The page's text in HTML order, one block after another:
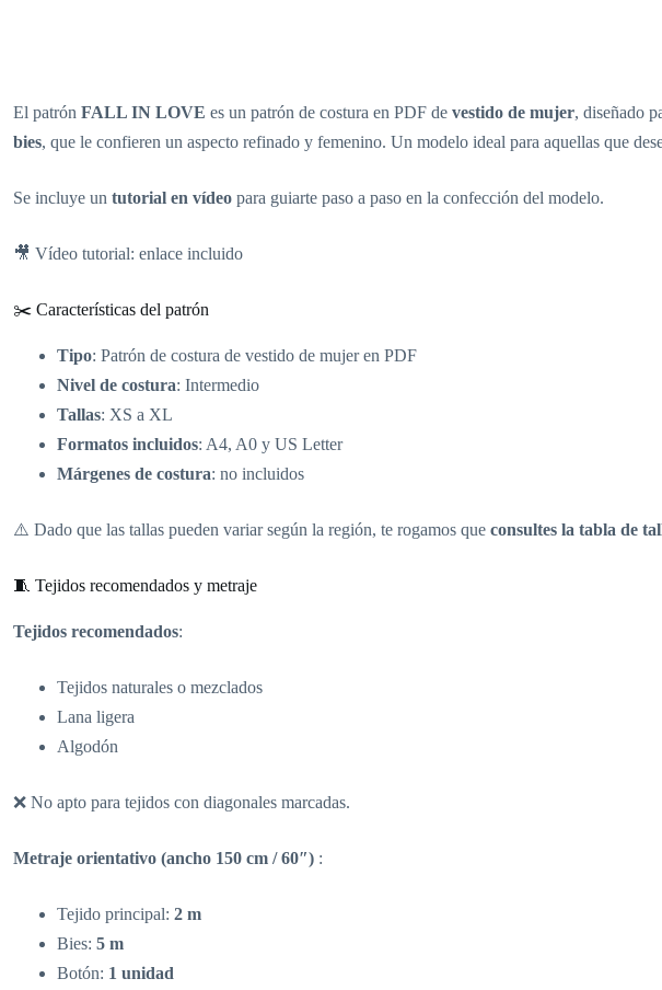
El patrón FALL IN LOVE es un patrón de costura en PDF de vestido de mujer, diseñado
bies, que le confieren un aspecto refinado y femenino. Un modelo ideal para aquellas que
Se incluye un tutorial en vídeo para guiarte paso a paso en la confección del modelo.
🎥 Vídeo tutorial: enlace incluido
✂️ Características del patrón
Tipo: Patrón de costura de vestido de mujer en PDF
Nivel de costura: Intermedio
Tallas: XS a XL
Formatos incluidos: A4, A0 y US Letter
Márgenes de costura: no incluidos
⚠️ Dado que las tallas pueden variar según la región, te rogamos que consultes la tabla de
🧵 Tejidos recomendados y metraje
Tejidos recomendados:
Tejidos naturales o mezclados
Lana ligera
Algodón
❌ No apto para tejidos con diagonales marcadas.
Metraje orientativo (ancho 150 cm / 60″) :
Tejido principal: 2 m
Bies: 5 m
Botón: 1 unidad